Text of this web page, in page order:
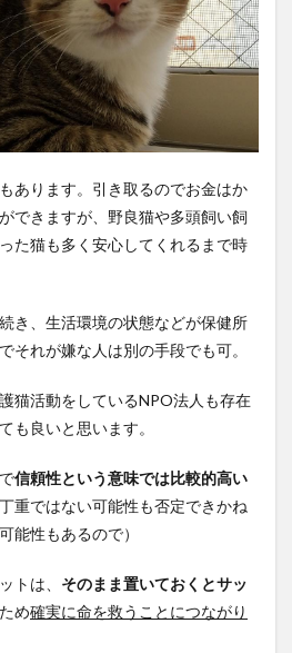
あります。引き取るのでお金はか
できますが、野良猫や多頭飼い飼
た猫も多く安心してくれるまで時
き、生活環境の状態などが保健所
それが嫌な人は別の手段でも可。
猫活動をしているNPO法人も存在
も良いと思います。
信頼性という意味では比較的高い
重ではない可能性も否定できかね
能性もあるので）
トは、 そのまま置いておくとサッ
ため確実に命を救うことにつながり